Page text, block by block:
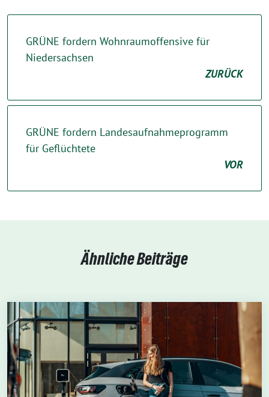
GRÜNE fordern Wohnraumoffensive für
Niedersachsen
ZURÜCK
GRÜNE fordern Landesaufnahmeprogramm
für Geflüchtete
VOR
Ähnliche Beiträge